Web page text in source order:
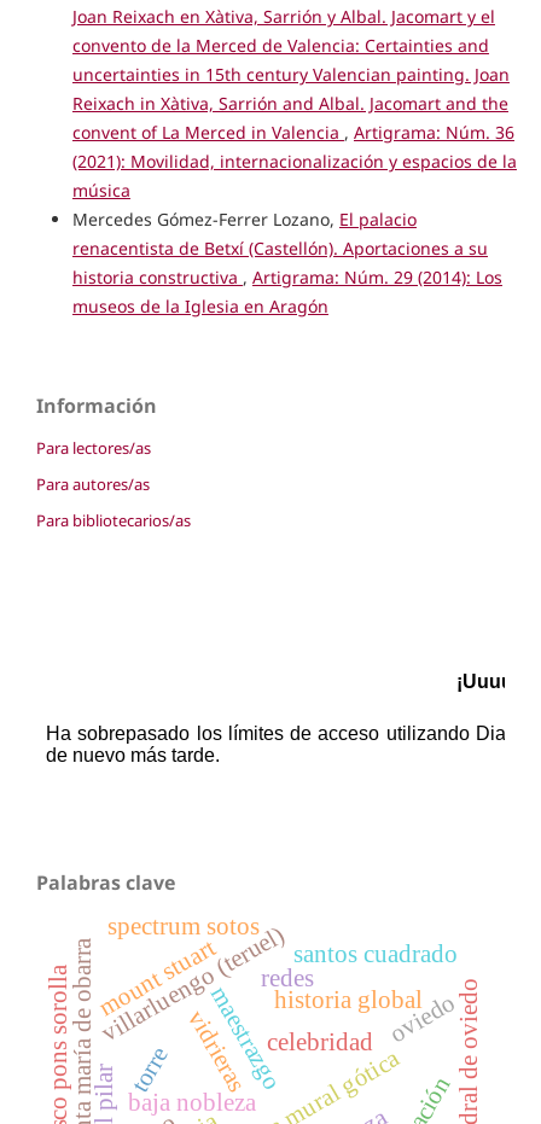
Joan Reixach en Xàtiva, Sarrión y Albal. Jacomart y el
convento de la Merced de Valencia: Certainties and
uncertainties in 15th century Valencian painting. Joan
Reixach in Xàtiva, Sarrión and Albal. Jacomart and the
convent of La Merced in Valencia , Artigrama: Núm. 36
(2021): Movilidad, internacionalización y espacios de la
música
Mercedes Gómez-Ferrer Lozano, El palacio
renacentista de Betxí (Castellón). Aportaciones a su
historia constructiva , Artigrama: Núm. 29 (2014): Los
museos de la Iglesia en Aragón
Información
Para lectores/as
Para autores/as
Para bibliotecarios/as
Palabras clave
villarluengo (teruel)
maestrazgo
torre
baja nobleza
celebridad
historia global
redes
oviedocatedral de oviedo
vidrieras
santos cuadrado
santa maría de obarra
francisco pons sorolla
spectrum sotos
mount stuart